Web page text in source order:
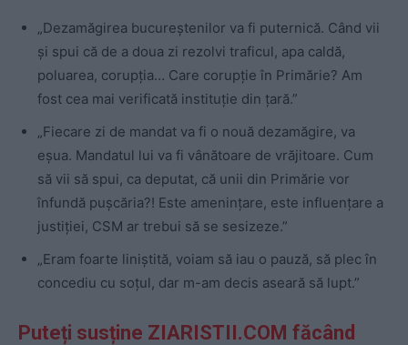
„Dezamăgirea bucureștenilor va fi puternică. Când vii
și spui că de a doua zi rezolvi traficul, apa caldă,
poluarea, corupția… Care corupție în Primărie? Am
fost cea mai verificată instituție din țară.”
„Fiecare zi de mandat va fi o nouă dezamăgire, va
eșua. Mandatul lui va fi vânătoare de vrăjitoare. Cum
să vii să spui, ca deputat, că unii din Primărie vor
înfundă pușcăria?! Este amenințare, este influențare a
justiției, CSM ar trebui să se sesizeze.”
„Eram foarte liniștită, voiam să iau o pauză, să plec în
concediu cu soțul, dar m-am decis aseară să lupt.”
Puteți susține ZIARISTII.COM făcând